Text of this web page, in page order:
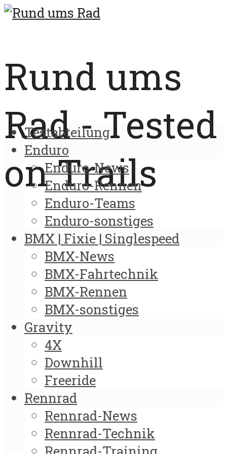
Rund ums
Rad - Tested
on Trails
Testabteilung
Enduro
Enduro-News
Enduro-Rennen
Enduro-Teams
Enduro-sonstiges
BMX | Fixie | Singlespeed
BMX-News
BMX-Fahrtechnik
BMX-Rennen
BMX-sonstiges
Gravity
4X
Downhill
Freeride
Rennrad
Rennrad-News
Rennrad-Technik